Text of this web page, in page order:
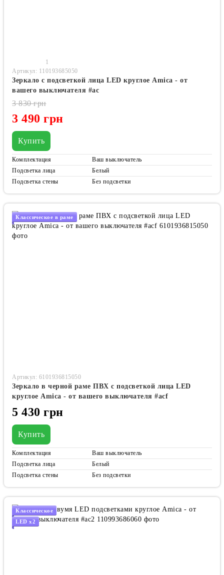
1
Артикул: 110193685050
Зеркало с подсветкой лица LED круглое Amica - от
вашего выключателя #ac
3 490 грн
3 830 грн
Купить
Комплектация
Ваш выключатель
Подсветка лица
Белый
Подсветка стены
Без подсветки
Классическое в раме
Артикул: 6101936815050
Зеркало в черной раме ПВХ с подсветкой лица LED
круглое Amica - от вашего выключателя #acf
5 430 грн
Купить
Комплектация
Ваш выключатель
Подсветка лица
Белый
Подсветка стены
Без подсветки
Классическое
LED x2